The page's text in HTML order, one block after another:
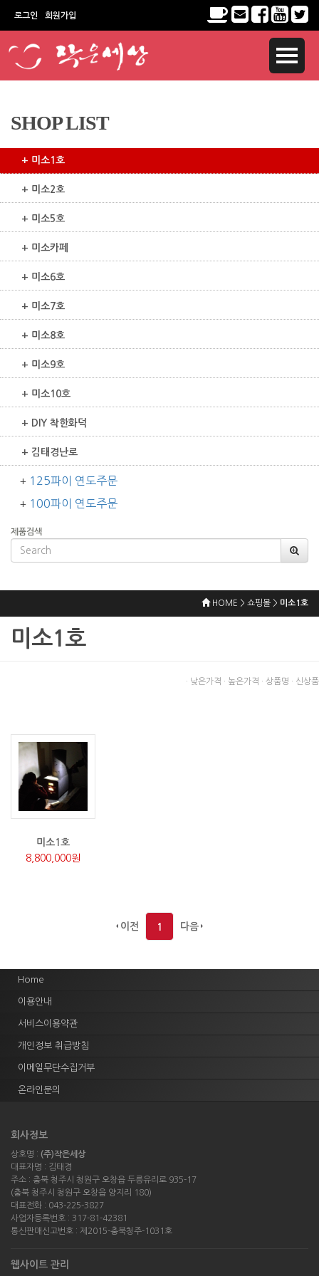
로그인 회원가입
SHOP LIST
+ 미소1호
+ 미소2호
+ 미소5호
+ 미소카페
+ 미소6호
+ 미소7호
+ 미소8호
+ 미소9호
+ 미소10호
+ DIY 착한화덕
+ 김태경난로
+ 125파이 연도주문
+ 100파이 연도주문
제품검색
HOME > 쇼핑몰 > 미소1호
미소1호
· 낮은가격 · 높은가격 · 상품명 · 신상품
미소1호
8,800,000원
이전 1 다음
Home
이용안내
서비스이용약관
개인정보 취급방침
이메일무단수집거부
온라인문의
회사정보
상호명 : (주)작은세상
대표자명 : 김태경
주소 : 충북 청주시 청원구 오창읍 두릉유리로 935-17
(충북 청주시 청원구 오창읍 양지리 180)
대표전화 : 043-225-3827
사업자등록번호 : 317-81-42381
통신판매신고번호 : 제2015-충북청주-1031호
웹사이트 관리